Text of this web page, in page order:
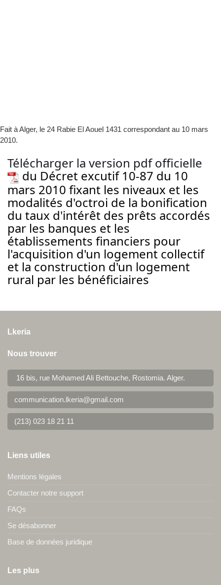
Fait à Alger, le 24 Rabie El Aouel 1431 correspondant au 10 mars
2010.
Télécharger la version pdf officielle
du Décret excutif 10-87 du 10
mars 2010 fixant les niveaux et les
modalités d'octroi de la bonification
du taux d'intérêt des prêts accordés
par les banques et les
établissements financiers pour
l'acquisition d'un logement collectif
et la construction d'un logement
rural par les bénéficiaires
Lkeria
Nous trouver
16 bis, rue Mohamed Ali Bettouche, Rostomia. Alger.
communication.lkeria@gmail.com
(213) 023 18 21 11
Liens utiles
Mentions légales
Contacter notre support
FAQs
Se désabonner
Base de données juridique
Les plus